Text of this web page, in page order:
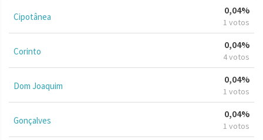
Cipotânea
0,04%
1 votos
Corinto
0,04%
4 votos
Dom Joaquim
0,04%
1 votos
Gonçalves
0,04%
1 votos